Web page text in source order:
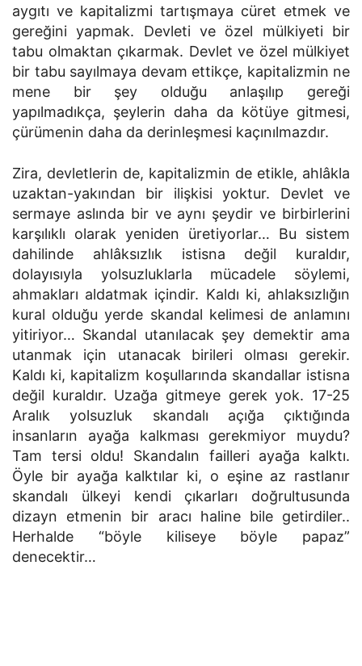
aygıtı ve kapitalizmi tartışmaya cüret etmek ve
gereğini yapmak. Devleti ve özel mülkiyeti bir
tabu olmaktan çıkarmak. Devlet ve özel mülkiyet
bir tabu sayılmaya devam ettikçe, kapitalizmin ne
mene bir şey olduğu anlaşılıp gereği
yapılmadıkça, şeylerin daha da kötüye gitmesi,
çürümenin daha da derinleşmesi kaçınılmazdır.
Zira, devletlerin de, kapitalizmin de etikle, ahlâkla
uzaktan-yakından bir ilişkisi yoktur. Devlet ve
sermaye aslında bir ve aynı şeydir ve birbirlerini
karşılıklı olarak yeniden üretiyorlar… Bu sistem
dahilinde ahlâksızlık istisna değil kuraldır,
dolayısıyla yolsuzluklarla mücadele söylemi,
ahmakları aldatmak içindir. Kaldı ki, ahlaksızlığın
kural olduğu yerde skandal kelimesi de anlamını
yitiriyor… Skandal utanılacak şey demektir ama
utanmak için utanacak birileri olması gerekir.
Kaldı ki, kapitalizm koşullarında skandallar istisna
değil kuraldır. Uzağa gitmeye gerek yok. 17-25
Aralık yolsuzluk skandalı açığa çıktığında
insanların ayağa kalkması gerekmiyor muydu?
Tam tersi oldu! Skandalın failleri ayağa kalktı.
Öyle bir ayağa kalktılar ki, o eşine az rastlanır
skandalı ülkeyi kendi çıkarları doğrultusunda
dizayn etmenin bir aracı haline bile getirdiler..
Herhalde “böyle kiliseye böyle papaz”
denecektir…